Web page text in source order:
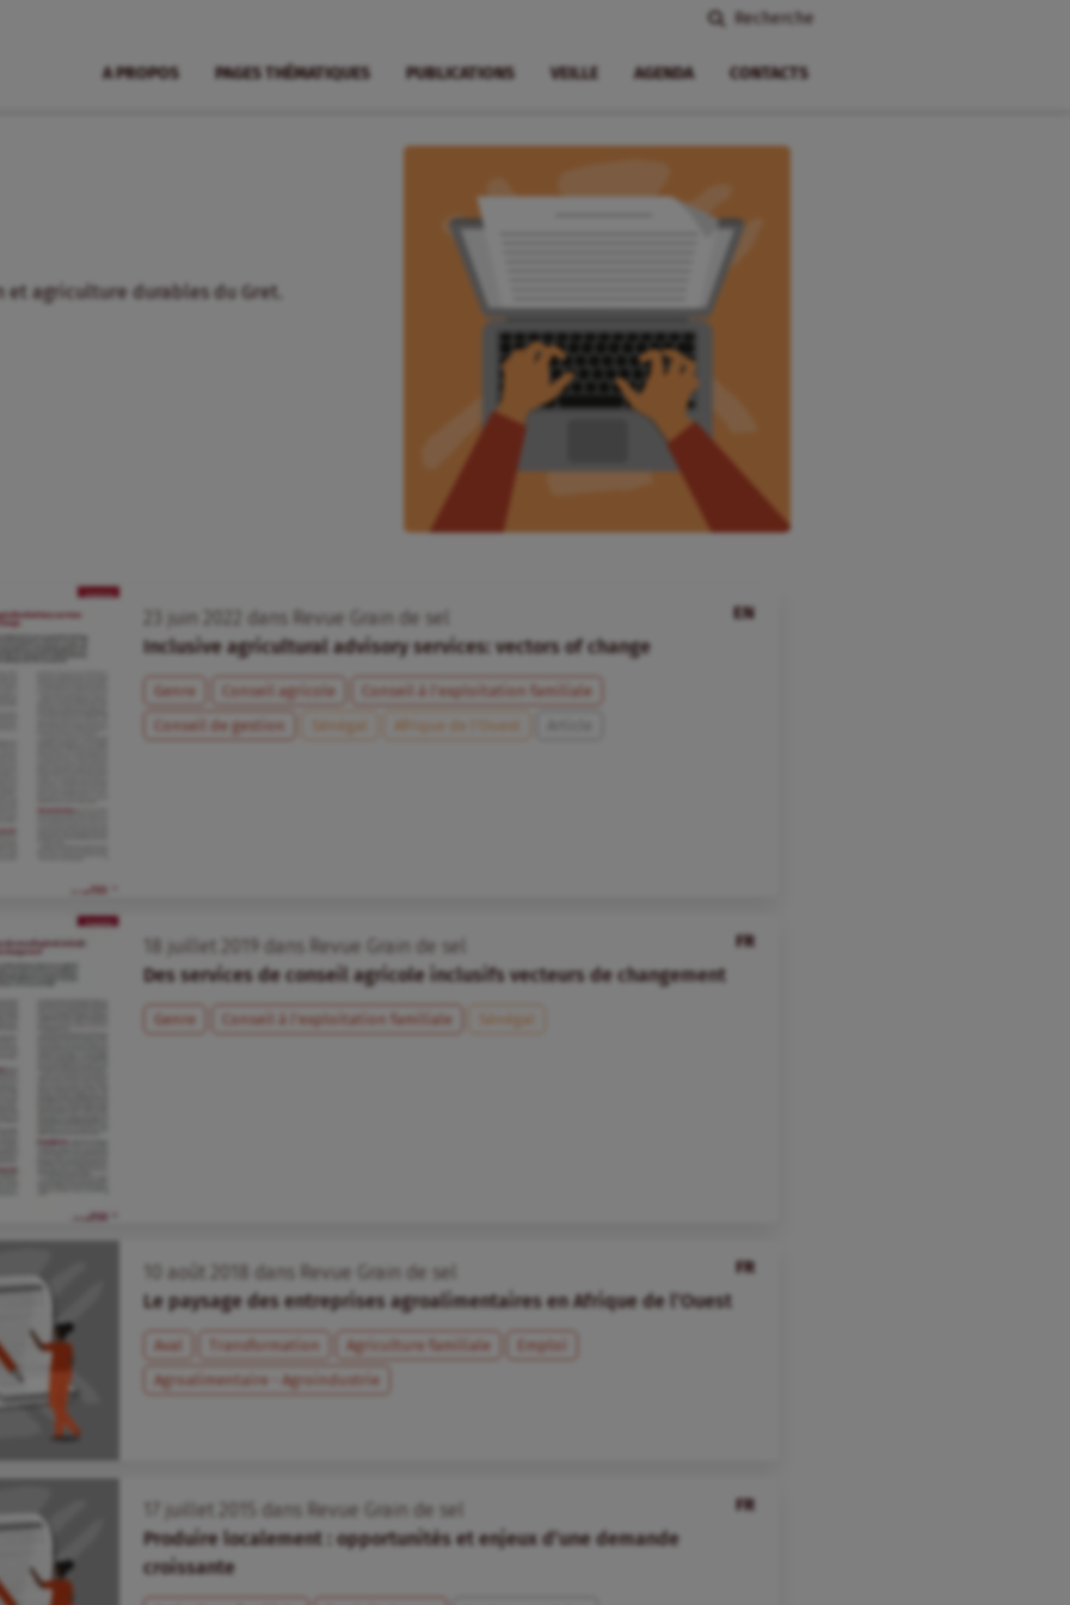
Recherche
A PROPOS PAGES THÉMATIQUES PUBLICATIONS VEILLE AGENDA CONTACTS
agriculture durables du Gret.
EN
juin dans
Revue Grain de sel
Inclusive agricultural advisory services: vectors of change
Genre Conseil agricole
Conseil à l’exploitation familiale
Conseil de gestion
Sénégal Afrique de l’Ouest
FR
juillet dans
Revue Grain de sel
Des services de conseil agricole inclusifs vecteurs de changement
Genre Conseil à l’exploitation familiale Sénégal
FR
août dans
Revue Grain de sel
Le paysage des entreprises agroalimentaires en Afrique de l’Ouest
Aval Transformation Agriculture familiale
Emploi
Agroalimentaire - Agroindustrie
FR
juillet dans
Revue Grain de sel
Produire localement : opportunités et enjeux d’une demande
croissante